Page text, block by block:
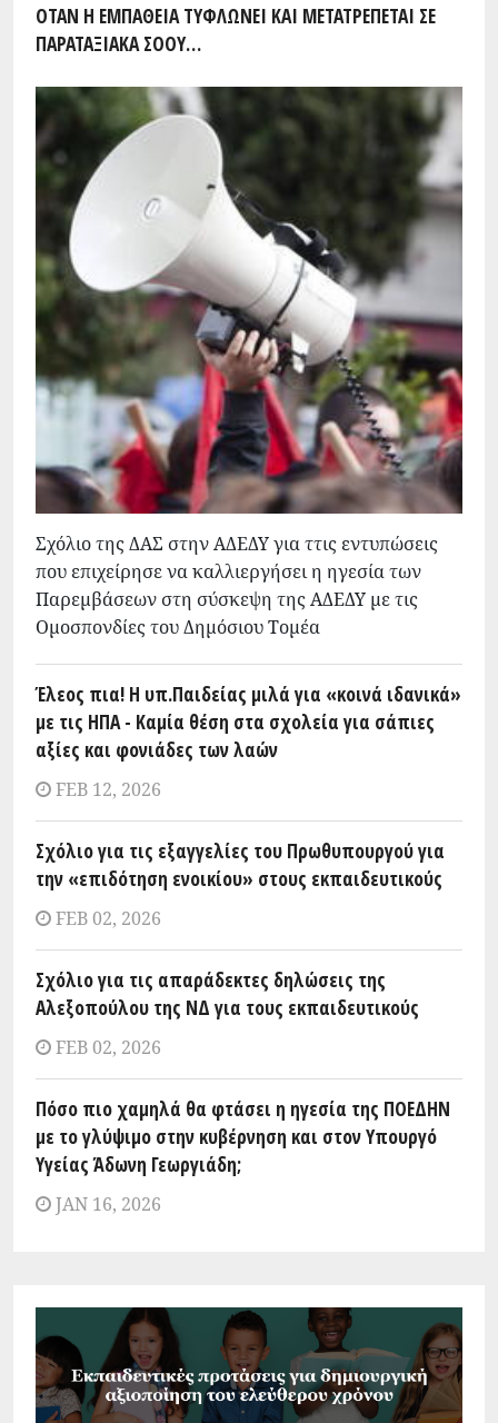
ΌΤΑΝ Η ΕΜΠΆΘΕΙΑ ΤΥΦΛΏΝΕΙ ΚΑΙ ΜΕΤΑΤΡΈΠΕΤΑΙ ΣΕ
ΠΑΡΑΤΑΞΙΑΚΆ ΣΌΟΥ…
Σχόλιο της ΔΑΣ στην ΑΔΕΔΥ για ττις εντυπώσεις
που επιχείρησε να καλλιεργήσει η ηγεσία των
Παρεμβάσεων στη σύσκεψη της ΑΔΕΔΥ με τις
Ομοσπονδίες του Δημόσιου Τομέα
Έλεος πια! Η υπ.Παιδείας μιλά για «κοινά ιδανικά»
με τις ΗΠΑ - Καμία θέση στα σχολεία για σάπιες
αξίες και φονιάδες των λαών
FEB 12, 2026
Σχόλιο για τις εξαγγελίες του Πρωθυπουργού για
την «επιδότηση ενοικίου» στους εκπαιδευτικούς
FEB 02, 2026
Σχόλιο για τις απαράδεκτες δηλώσεις της
Αλεξοπούλου της ΝΔ για τους εκπαιδευτικούς
FEB 02, 2026
Πόσο πιο χαμηλά θα φτάσει η ηγεσία της ΠΟΕΔΗΝ
με το γλύψιμο στην κυβέρνηση και στον Υπουργό
Υγείας Άδωνη Γεωργιάδη;
JAN 16, 2026